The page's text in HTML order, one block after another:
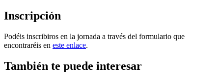
Inscripción
Podéis inscribiros en la jornada a través del formulario que
encontraréis en este enlace.
También te puede interesar